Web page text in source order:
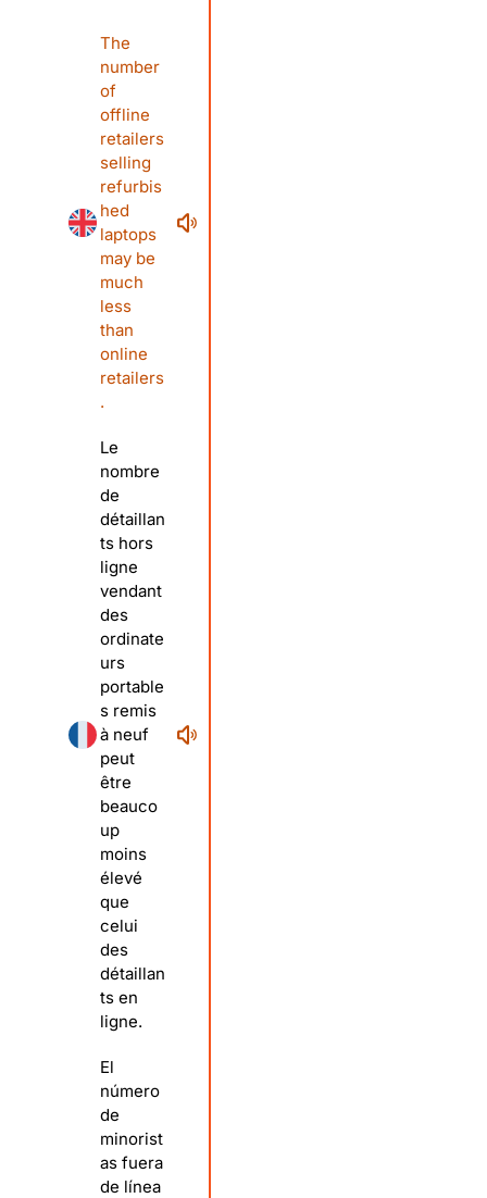
The
number
of
offline
retailers
selling
refurbis
hed
laptops
may be
much
less
than
online
retailers
.
Le
nombre
de
détaillan
ts hors
ligne
vendant
des
ordinate
urs
portable
s remis
à neuf
peut
être
beauco
up
moins
élevé
que
celui
des
détaillan
ts en
ligne.
El
número
de
minorist
as fuera
de línea